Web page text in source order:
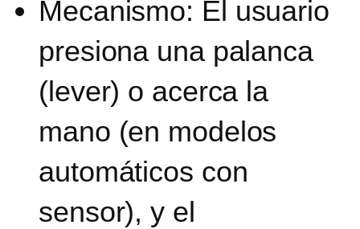
Mecanismo: El usuario
presiona una palanca
(lever) o acerca la
mano (en modelos
automáticos con
sensor), y el